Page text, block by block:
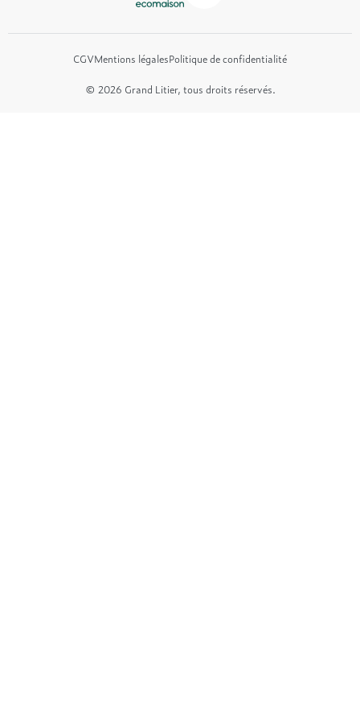
CGVMentions légalesPolitique de confidentialité
© 2026 Grand Litier, tous droits réservés.